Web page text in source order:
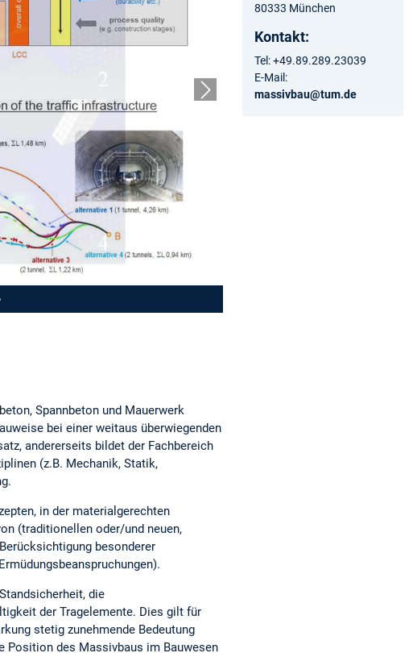
Nächster Slide
Spannbeton und Mauerwerk
bei einer weitaus überwiegenden
andererseits bildet der Fachbereich
(z.B. Mechanik, Statik,
in der materialgerechten
(traditionellen oder/und neuen,
besonderer
die
der Tragelemente. Dies gilt für
stetig zunehmende Bedeutung
Position des Massivbaus im Bauwesen
80333 München
Kontakt:
Tel: +49.89.289.23039
E-Mail:
massivbau@tum.de